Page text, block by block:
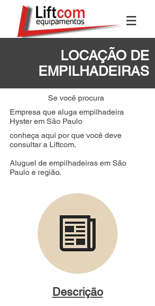
LOCAÇÃO DE
EMPILHADEIRAS
Se você procura
Empresa que aluga empilhadeira
Hyster em São Paulo
conheça aqui por que você deve
consultar a Liftcom.
Aluguel de empilhadeiras em São
Paulo e região.
Descrição